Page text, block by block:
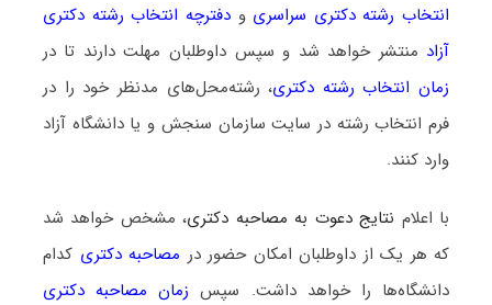
انتخاب رشته دکتری سراسری ودفترچه انتخاب رشته دکتری
آزاد منتشر خواهد شد و سپس داوطلبان مهلت دارند تا در
زمان انتخاب رشته دکتری، رشته‌محل‌های مدنظر خود را در
فرم انتخاب رشته در سایت سازمان سنجش و یا دانشگاه آزاد
وارد کنند.
با اعلام نتایج دعوت به مصاحبه دکتری، مشخص خواهد شد
که هر یک از داوطلبان امکان حضور در مصاحبه دکتری کدام
دانشگاه‌ها را خواهد داشت. سپس زمان مصاحبه دکتری